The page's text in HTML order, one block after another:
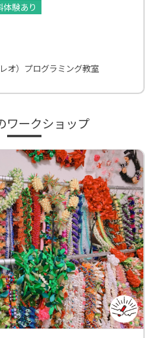
体験あり
オ）プログラミング教室
ワークショップ